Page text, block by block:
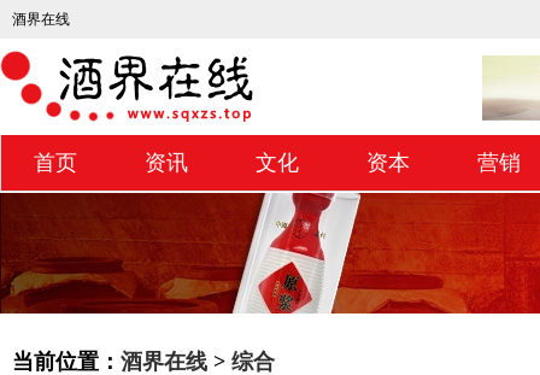
酒界在线
首页 资讯 文化 资本 营销
当前位置： 酒界在线 > 综合